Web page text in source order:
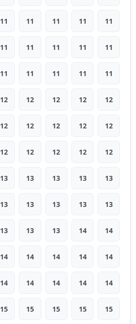
11 11 11 11 11
11 11 11 11 11
11 11 11 11 11
12 12 12 12 12
12 12 12 12 12
12 12 12 12 12
13 13 13 13 13
13 13 13 13 13
13 13 13 14 14
14 14 14 14 14
14 14 14 14 14
15 15 15 15 15